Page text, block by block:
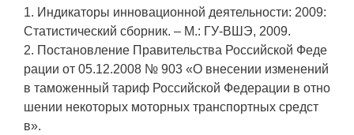
1. Индикаторы инновационной деятельности: 2009:
Статистический сборник. – М.: ГУ-ВШЭ, 2009.
2. Постановление Правительства Российской Феде
рации от 05.12.2008 № 903 «О внесении изменений
в таможенный тариф Российской Федерации в отно
шении некоторых моторных транспортных средст
в».